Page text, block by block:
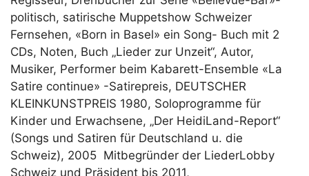
politisch, satirische Muppetshow Schweizer
Fernsehen, «Born in Basel» ein Song- Buch mit 2
CDs, Noten, Buch „Lieder zur Unzeit“, Autor,
Musiker, Performer beim Kabarett-Ensemble «La
Satire continue» -Satirepreis, DEUTSCHER
KLEINKUNSTPREIS 1980, Soloprogramme für
Kinder und Erwachsene, „Der HeidiLand-Report“
(Songs und Satiren für Deutschland u. die
Schweiz), 2005 Mitbegründer der LiederLobby
Schweiz und Präsident bis 2011,